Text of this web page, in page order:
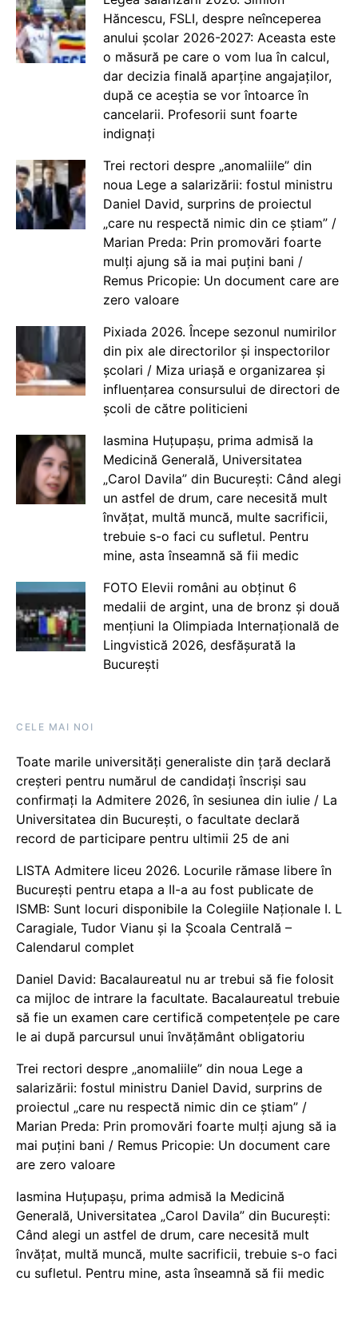
Hăncescu, FSLI, despre neînceperea
anului școlar 2026-2027: Aceasta este
o măsură pe care o vom lua în calcul,
dar decizia finală aparține angajaților,
după ce aceștia se vor întoarce în
cancelarii. Profesorii sunt foarte
indignați
Trei rectori despre „anomaliile” din
noua Lege a salarizării: fostul ministru
Daniel David, surprins de proiectul
„care nu respectă nimic din ce știam” /
Marian Preda: Prin promovări foarte
mulți ajung să ia mai puțini bani /
Remus Pricopie: Un document care are
zero valoare
Pixiada 2026. Începe sezonul numirilor
din pix ale directorilor și inspectorilor
școlari / Miza uriașă e organizarea și
influențarea consursului de directori de
școli de către politicieni
Iasmina Huțupașu, prima admisă la
Medicină Generală, Universitatea
„Carol Davila” din București: Când alegi
un astfel de drum, care necesită mult
învățat, multă muncă, multe sacrificii,
trebuie s-o faci cu sufletul. Pentru
mine, asta înseamnă să fii medic
FOTO Elevii români au obținut 6
medalii de argint, una de bronz și două
mențiuni la Olimpiada Internațională de
Lingvistică 2026, desfășurată la
București
CELE MAI NOI
Toate marile universități generaliste din țară declară
creșteri pentru numărul de candidați înscriși sau
confirmați la Admitere 2026, în sesiunea din iulie / La
Universitatea din București, o facultate declară
record de participare pentru ultimii 25 de ani
LISTA Admitere liceu 2026. Locurile rămase libere în
București pentru etapa a II-a au fost publicate de
ISMB: Sunt locuri disponibile la Colegiile Naționale I. L
Caragiale, Tudor Vianu și la Școala Centrală –
Calendarul complet
Daniel David: Bacalaureatul nu ar trebui să fie folosit
ca mijloc de intrare la facultate. Bacalaureatul trebuie
să fie un examen care certifică competențele pe care
le ai după parcursul unui învățământ obligatoriu
Trei rectori despre „anomaliile” din noua Lege a
salarizării: fostul ministru Daniel David, surprins de
proiectul „care nu respectă nimic din ce știam” /
Marian Preda: Prin promovări foarte mulți ajung să ia
mai puțini bani / Remus Pricopie: Un document care
are zero valoare
Iasmina Huțupașu, prima admisă la Medicină
Generală, Universitatea „Carol Davila” din București:
Când alegi un astfel de drum, care necesită mult
învățat, multă muncă, multe sacrificii, trebuie s-o faci
cu sufletul. Pentru mine, asta înseamnă să fii medic